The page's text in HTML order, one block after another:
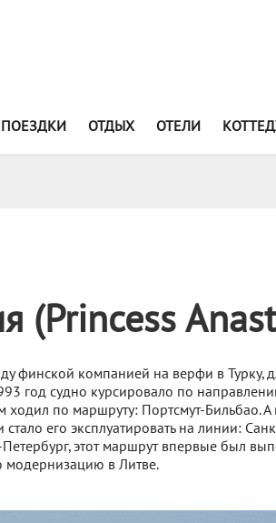
ОТДЫХ ОТЕЛИ
(Princess
финской компанией на верфи в Турку,
год судно курсировало по
ходил по маршруту: Портсмут-Бильбао.
его эксплуатировать на линии:
этот маршрут впервые был
модернизацию в Литве.